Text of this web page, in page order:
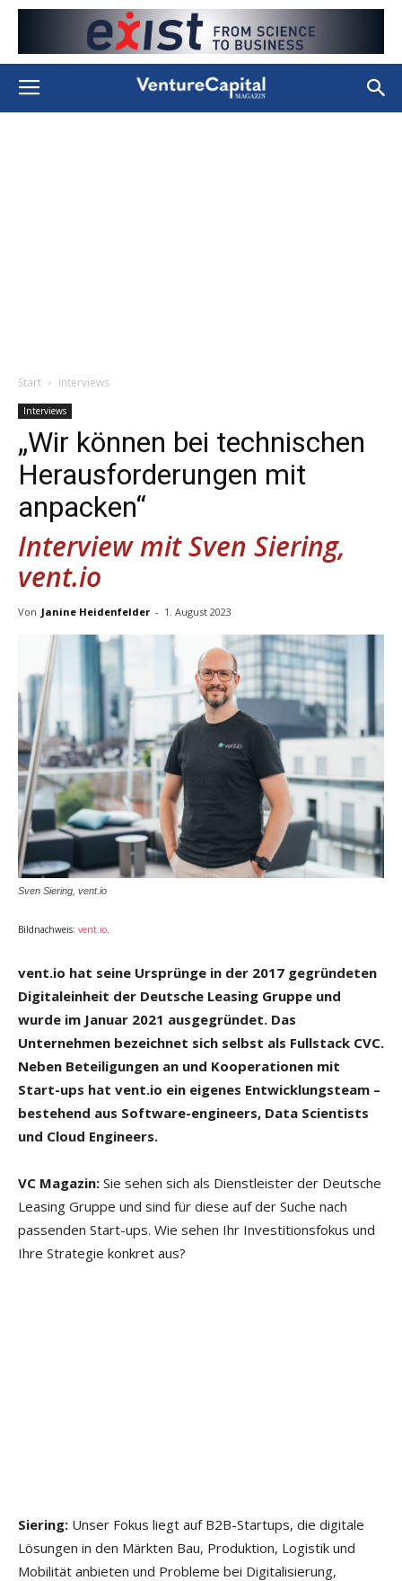
Start Interviews
Interviews
„Wir können bei technischen
Herausforderungen mit
anpacken“
Interview mit Sven Siering,
vent.io
Von Janine Heidenfelder - 1. August 2023
Sven Siering, vent.io
Bildnachweis: vent.io
vent.io hat seine Ursprünge in der 2017 gegründeten
Digitaleinheit der Deutsche Leasing Gruppe und
wurde im Januar 2021 ausgegründet. Das
Unternehmen bezeichnet sich selbst als Fullstack CVC.
Neben Beteiligungen an und Kooperationen mit
Start-ups hat vent.io ein eigenes Entwicklungsteam –
bestehend aus Software-engineers, Data Scientists
und Cloud Engineers.
VC Magazin: Sie sehen sich als Dienstleister der Deutsche
Leasing Gruppe und sind für diese auf der Suche nach
passenden Start-ups. Wie sehen Ihr Investitionsfokus und
Ihre Strategie konkret aus?
Siering: Unser Fokus liegt auf B2B-Startups, die digitale
Lösungen in den Märkten Bau, Produktion, Logistik und
Mobilität anbieten und Probleme bei Digitalisierung,